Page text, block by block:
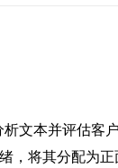
文本并评估客
，将其分配为